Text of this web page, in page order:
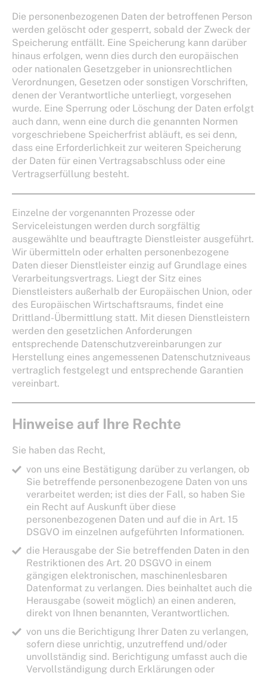
Die personenbezogenen Daten der betroffenen Person
werden gelöscht oder gesperrt, sobald der Zweck der
Speicherung entfällt. Eine Speicherung kann darüber
hinaus erfolgen, wenn dies durch den europäischen
oder nationalen Gesetzgeber in unionsrechtlichen
Verordnungen, Gesetzen oder sonstigen Vorschriften,
denen der Verantwortliche unterliegt, vorgesehen
wurde. Eine Sperrung oder Löschung der Daten erfolgt
auch dann, wenn eine durch die genannten Normen
vorgeschriebene Speicherfrist abläuft, es sei denn,
dass eine Erforderlichkeit zur weiteren Speicherung
der Daten für einen Vertragsabschluss oder eine
Vertragserfüllung besteht.
Einzelne der vorgenannten Prozesse oder
Serviceleistungen werden durch sorgfältig
ausgewählte und beauftragte Dienstleister ausgeführt.
Wir übermitteln oder erhalten personenbezogene
Daten dieser Dienstleister einzig auf Grundlage eines
Verarbeitungsvertrags. Liegt der Sitz eines
Dienstleisters außerhalb der Europäischen Union, oder
des Europäischen Wirtschaftsraums, findet eine
Drittland-Übermittlung statt. Mit diesen Dienstleistern
werden den gesetzlichen Anforderungen
entsprechende Datenschutzvereinbarungen zur
Herstellung eines angemessenen Datenschutzniveaus
vertraglich festgelegt und entsprechende Garantien
vereinbart.
Hinweise auf Ihre Rechte
Sie haben das Recht,
von uns eine Bestätigung darüber zu verlangen, ob
Sie betreffende personenbezogene Daten von uns
verarbeitet werden; ist dies der Fall, so haben Sie
ein Recht auf Auskunft über diese
personenbezogenen Daten und auf die in Art. 15
DSGVO im einzelnen aufgeführten Informationen.
die Herausgabe der Sie betreffenden Daten in den
Restriktionen des Art. 20 DSGVO in einem
gängigen elektronischen, maschinenlesbaren
Datenformat zu verlangen. Dies beinhaltet auch die
Herausgabe (soweit möglich) an einen anderen,
direkt von Ihnen benannten, Verantwortlichen.
von uns die Berichtigung Ihrer Daten zu verlangen,
sofern diese unrichtig, unzutreffend und/oder
unvollständig sind. Berichtigung umfasst auch die
Vervollständigung durch Erklärungen oder